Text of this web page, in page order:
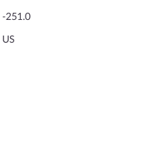
-251.0
US